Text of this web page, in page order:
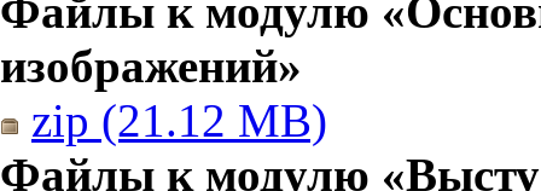
Файлы к модулю
изображений»
zip (21.12 MB)
Файлы к модулю